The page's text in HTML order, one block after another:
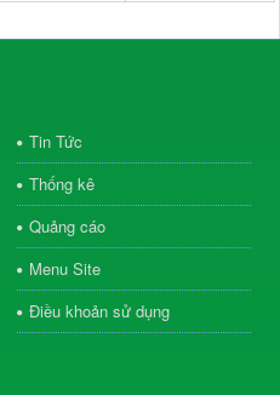
Tin Tức
Thống kê
Quảng cáo
Menu Site
Điều khoản sử dụng